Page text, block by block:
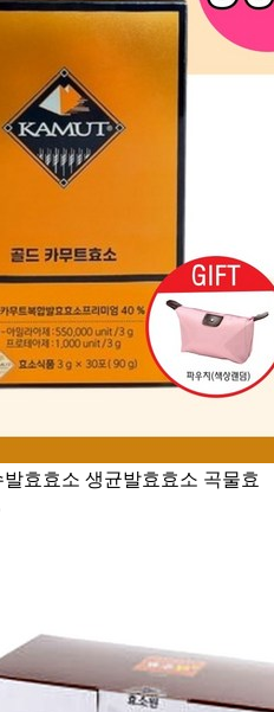
효효소 생균발효효소 곡물효